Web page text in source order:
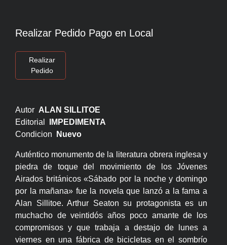
Realizar Pedido Pago en Local
Realizar
Pedido
Autor ALAN SILLITOE
Editorial
IMPEDIMENTA
Condicion
Nuevo
Auténtico monumento de la literatura obrera inglesa y
piedra de toque del movimiento de los Jóvenes
Airados británicos «Sábado por la noche y domingo
por la mañana» fue la novela que lanzó a la fama a
Alan Sillitoe. Arthur Seaton su protagonista es un
muchacho de veintidós años poco amante de los
compromisos y que trabaja a destajo de lunes a
viernes en una fábrica de bicicletas en el sombrío